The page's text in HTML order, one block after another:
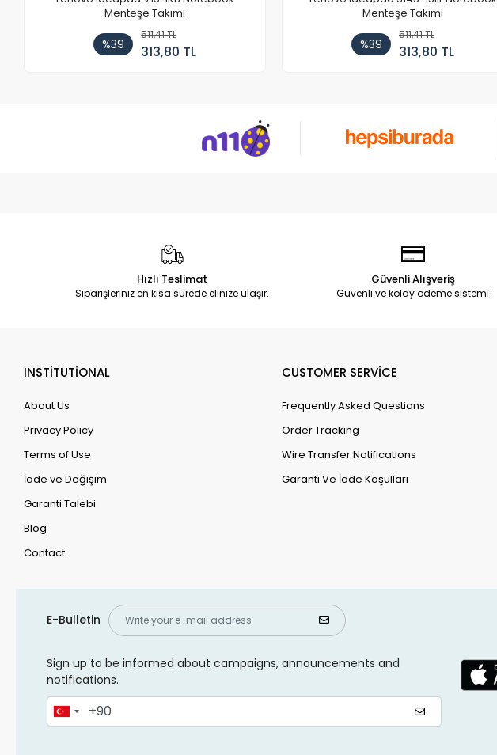
Menteşe Takımı
%39
511,41 TL
313,80 TL
Menteşe Takımı
%39
511,41 TL
313,80 TL
Hızlı Teslimat
Siparişleriniz en kısa sürede elinize ulaşır.
Güvenli Alışveriş
Güvenli ve kolay ödeme sistemi
INSTİTUTİONAL
About Us
Privacy Policy
Terms of Use
İade ve Değişim
Garanti Talebi
Blog
Contact
CUSTOMER SERVİCE
Frequently Asked Questions
Order Tracking
Wire Transfer Notifications
Garanti Ve İade Koşulları
E-Bulletin
Sign up to be informed about campaigns, announcements and
notifications.